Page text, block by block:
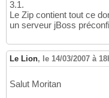
3.1.
Le Zip contient tout ce
un serveur jBoss
Le Lion, le 14/03/2007 à
Salut Moritan